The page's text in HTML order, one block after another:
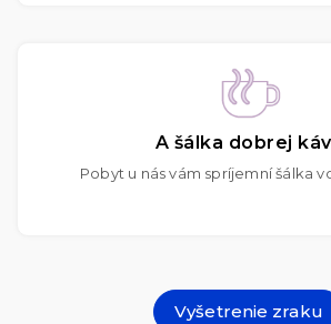
A šálka dobrej
Pobyt u nás vám spríjemní šálka
Vyšetrenie zraku